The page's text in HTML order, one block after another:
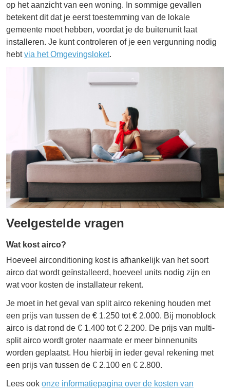
op het aanzicht van een woning. In sommige gevallen
betekent dit dat je eerst toestemming van de lokale
gemeente moet hebben, voordat je de buitenunit laat
installeren. Je kunt controleren of je een vergunning nodig
hebtvia het Omgevingsloket.
Veelgestelde vragen
Wat kost airco?
Hoeveel airconditioning kost is afhankelijk van het soort
airco dat wordt geïnstalleerd, hoeveel units nodig zijn en
wat voor kosten de installateur rekent.
Je moet in het geval van split airco rekening houden met
een prijs van tussen de € 1.250 tot € 2.000. Bij monoblock
airco is dat rond de € 1.400 tot € 2.200. De prijs van multi-
split airco wordt groter naarmate er meer binnenunits
worden geplaatst. Hou hierbij in ieder geval rekening met
een prijs van tussen de € 2.100 en € 2.800.
Lees ook onze informatiepagina over de kosten van